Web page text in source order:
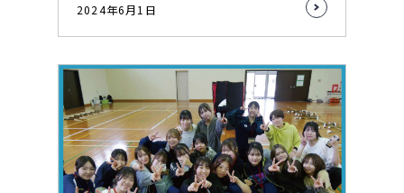
2024年6月1日